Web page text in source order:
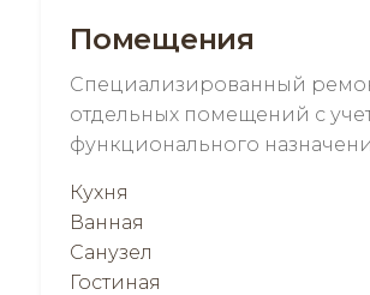
Помещения
Специализированный
отдельных помещений с
функционального
Кухня
Ванная
Санузел
Гостиная